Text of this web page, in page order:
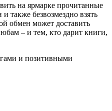
на ярмарке прочитанные
также безвозмездно взять
обмен может доставить
– и тем, кто дарит книги,
и позитивными